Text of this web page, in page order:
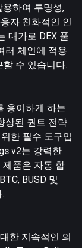
하여 투명성,
자 친화적인 인
대가로 DEX 풀
러 체인에 적용
수 있습니다.
용이하게 하는
상된 퀀트 전략
한 필수 도구입
v2는 강력한
제품은 자동 합
BUSD 및
한 지속적인 의